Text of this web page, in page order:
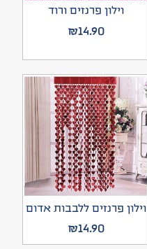
וילון פרנזים ורוד
₪14.90
וילון פרנזים ללבבות אדום
₪14.90